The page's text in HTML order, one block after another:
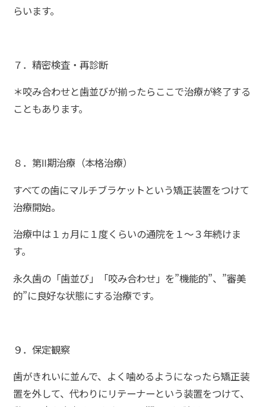
らいます。
７．精密検査・再診断
＊咬み合わせと歯並びが揃ったらここで治療が終了する
こともあります。
８．第Ⅱ期治療（本格治療）
すべての歯にマルチブラケットという矯正装置をつけて
治療開始。
治療中は１ヵ月に１度くらいの通院を１～３年続けま
す。
永久歯の「歯並び」「咬み合わせ」を”機能的”、”審美
的”に良好な状態にする治療です。
９．保定観察
歯がきれいに並んで、よく噛めるようになったら矯正装
置を外して、代わりにリテーナーという装置をつけて、